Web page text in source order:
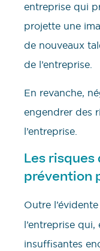
entreprise qui
projette une
de nouveaux
de l’entreprise.
En revanche,
engendrer des
l’entreprise.
Les
prévention
Outre l’évidente
l’entreprise
insuffisantes